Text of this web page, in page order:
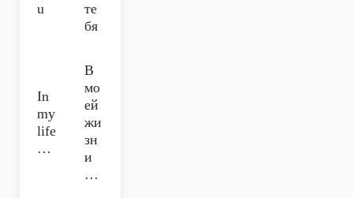
u
те
бя
In
my
life
…
В
мо
ей
жи
зн
и
…